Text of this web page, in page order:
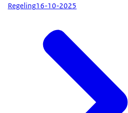
Regeling16-10-2025